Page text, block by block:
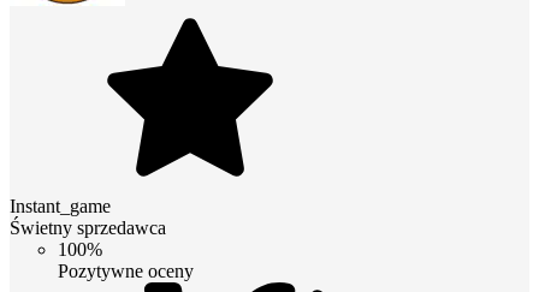
Instant_game
Świetny sprzedawca
100%
Pozytywne oceny